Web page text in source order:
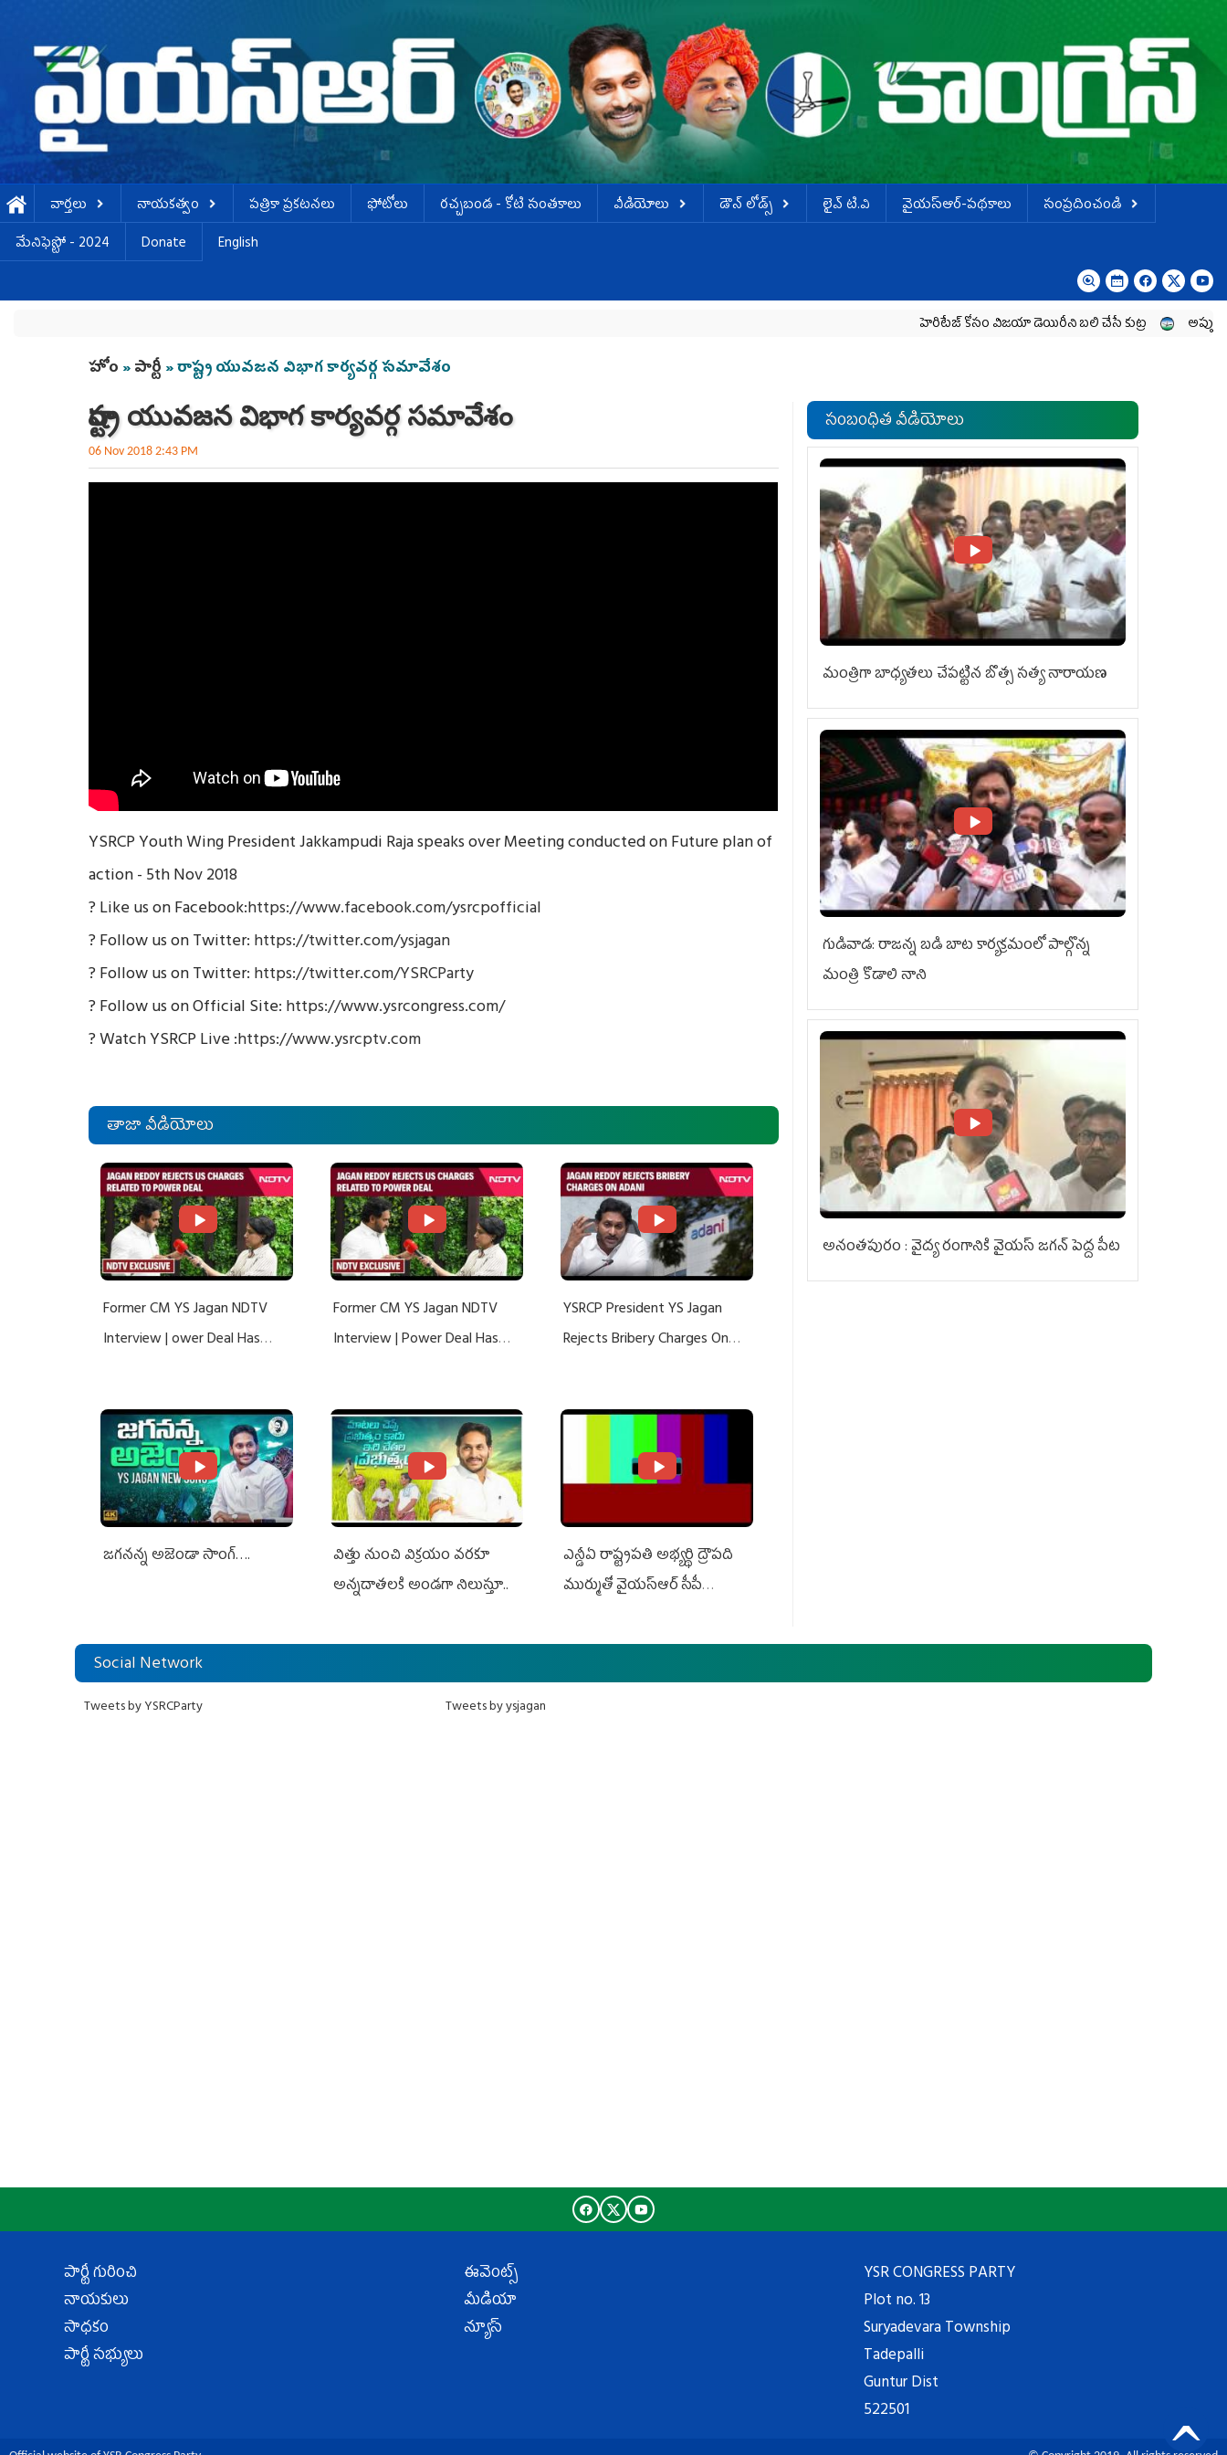
వార్తలు నాయకత్వం పత్రికా ప్రకటనలు ఫోటోలు ర‌చ్చ‌బండ‌ - కోటి సంత‌కాలు వీడియోలు డౌన్ లోడ్స్ లైవ్ టి.వి వైయస్ఆర్-పథకాలు
సంప్రదించండి
మేనిఫెస్టో - 2024
Donate English
హెరిటేజ్ కోసం విజయా డెయిరీని బలి చేసే కుట్ర‌ అప్పులు
You are here
హోం »పార్టీ » రాష్ట్ర యువజన విభాగ కార్యవర్గ సమావేశం
రాష్ట్ర యువజన విభాగ కార్యవర్గ సమావేశం
06 Nov 2018 2:43 PM
YSRCP Youth Wing President Jakkampudi Raja speaks over Meeting conducted on Future plan of
action - 5th Nov 2018
? Like us on Facebook:https://www.facebook.com/ysrcpofficial
? Follow us on Twitter:https://twitter.com/ysjagan
? Follow us on Twitter:https://twitter.com/YSRCParty
? Follow us on Official Site:https://www.ysrcongress.com/
? Watch YSRCP Live :https://www.ysrcptv.com
తాజా వీడియోలు
Former CM YS Jagan NDTV
Interview | ower Deal Has
Former CM YS Jagan NDTV
Interview | Power Deal Has
YSRCP President YS Jagan
Rejects Bribery Charges On
జగనన్న అజెండా సాంగ్….
విత్తు నుంచి విక్రయం వరకూ
అన్నదాతలకి అండగా నిలుస్తూ..
ఎన్డీఏ రాష్ట్ర‌ప‌తి అభ్య‌ర్థి ద్రౌప‌ది
ముర్ముతో వైయ‌స్ఆర్ సీపీ
ఎమ్మెల్యేలు, ఎంపీల స‌మావేశం
సంబంధిత వీడియోలు
మంత్రిగా బాధ్యతలు చేపట్టిన బొత్స సత్య నారాయణ
గుడివాడ: రాజన్న బడి బాట కార్యక్రమంలో పాల్గొన్న
మంత్రి కొడాలి నాని
అనంతపురం : వైద్య రంగానికి వైయ‌స్ జ‌గ‌న్ పెద్ద పీట
Social Network
Tweets by YSRCParty Tweets by ysjagan
పార్టీ గురించి
నాయకులు
సాధకం
పార్టీ సభ్యులు
ఈవెంట్స్
మీడియా
న్యూస్
YSR CONGRESS PARTY
Plot no. 13
Suryadevara Township
Tadepalli
Guntur Dist
522501